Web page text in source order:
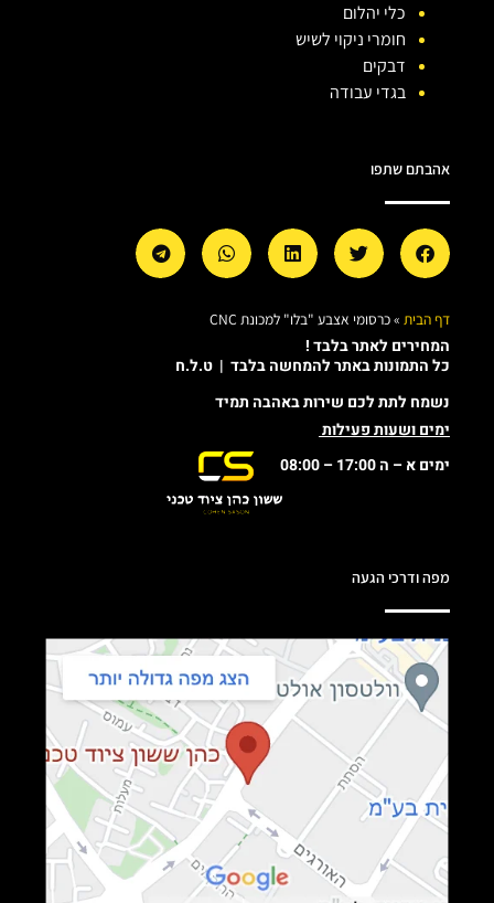
כלי יהלום
חומרי ניקוי לשיש
דבקים
בגדי עבודה
אהבתם שתפו
דף הבית »כרסומי אצבע "בלו" למכונת CNC
המחירים לאתר בלבד !
כל התמונות באתר להמחשה בלבד | ט.ל.ח
נשמח לתת לכם שירות באהבה תמיד
ימים ושעות פעילות
ימים א – ה 17:00 – 08:00
מפה ודרכי הגעה